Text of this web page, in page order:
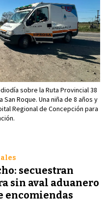
sobre la Ruta Provincial 38
Roque. Una niña de 8 años y
Regional de Concepción para
secuestran
sin aval aduanero
encomiendas